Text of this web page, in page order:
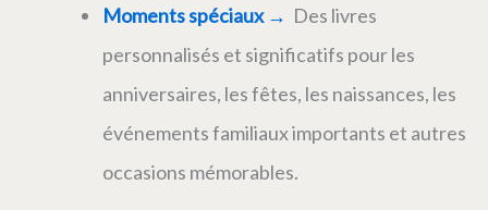
Moments spéciaux → Des livres
personnalisés et significatifs pour les
anniversaires, les fêtes, les naissances, les
événements familiaux importants et autres
occasions mémorables.